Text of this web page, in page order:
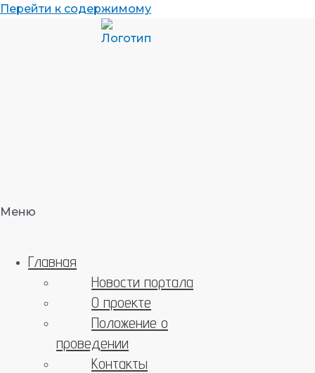
Перейти к содержимому
Меню
Главная
Новости портала
О проекте
Положение о
проведении
Контакты